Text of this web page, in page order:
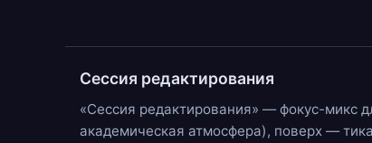
Сессия редактирования
«Сессия редактирования» — фокус-микс
академическая атмосфера), поверх —